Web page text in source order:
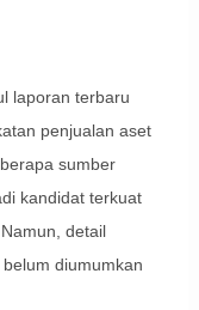
laporan terbaru
penjualan aset
sumber
kandidat terkuat
detail
diumumkan